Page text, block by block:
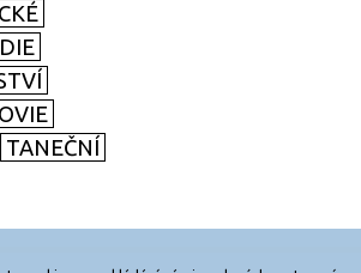
TANEČNÍ